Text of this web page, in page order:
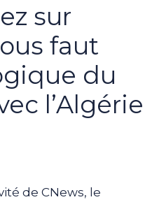
sur
faut
du
l’Algérie
de CNews, le